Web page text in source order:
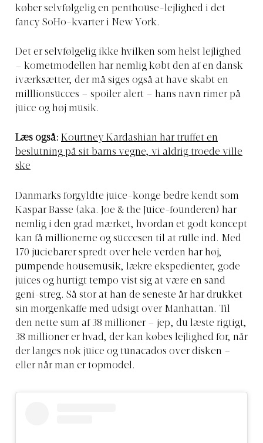
køber selvfølgelig en penthouse-lejlighed i det
fancy SoHo-kvarter i New York.
Det er selvfølgelig ikke hvilken som helst lejlighed
– kometmodellen har nemlig købt den af en dansk
iværksætter, der må siges også at have skabt en
milllionsucces – spoiler alert – hans navn rimer på
juice og høj musik.
Læs også: Kourtney Kardashian har truffet en
beslutning på sit barns vegne, vi aldrig troede ville
ske
Danmarks forgyldte juice-konge bedre kendt som
Kaspar Basse (aka. Joe & the Juice-founderen) har
nemlig i den grad mærket, hvordan et godt koncept
kan få millionerne og succesen til at rulle ind. Med
170 juciebarer spredt over hele verden har høj,
pumpende housemusik, lækre ekspedienter, gode
juices og hurtigt tempo vist sig at være en sand
geni-streg. Så stor at han de seneste år har drukket
sin morgenkaffe med udsigt over Manhattan. Til
den nette sum af 38 millioner – jep, du læste rigtigt,
38 millioner er hvad, der kan købes lejlighed for, når
der langes nok juice og tunacados over disken –
eller når man er topmodel.